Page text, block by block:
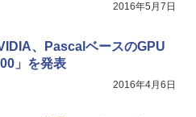
2016年5月7日
、PascalベースのGPU
」を発表
2016年4月6日